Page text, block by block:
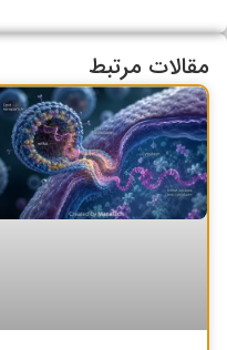
مقالات مرتبط